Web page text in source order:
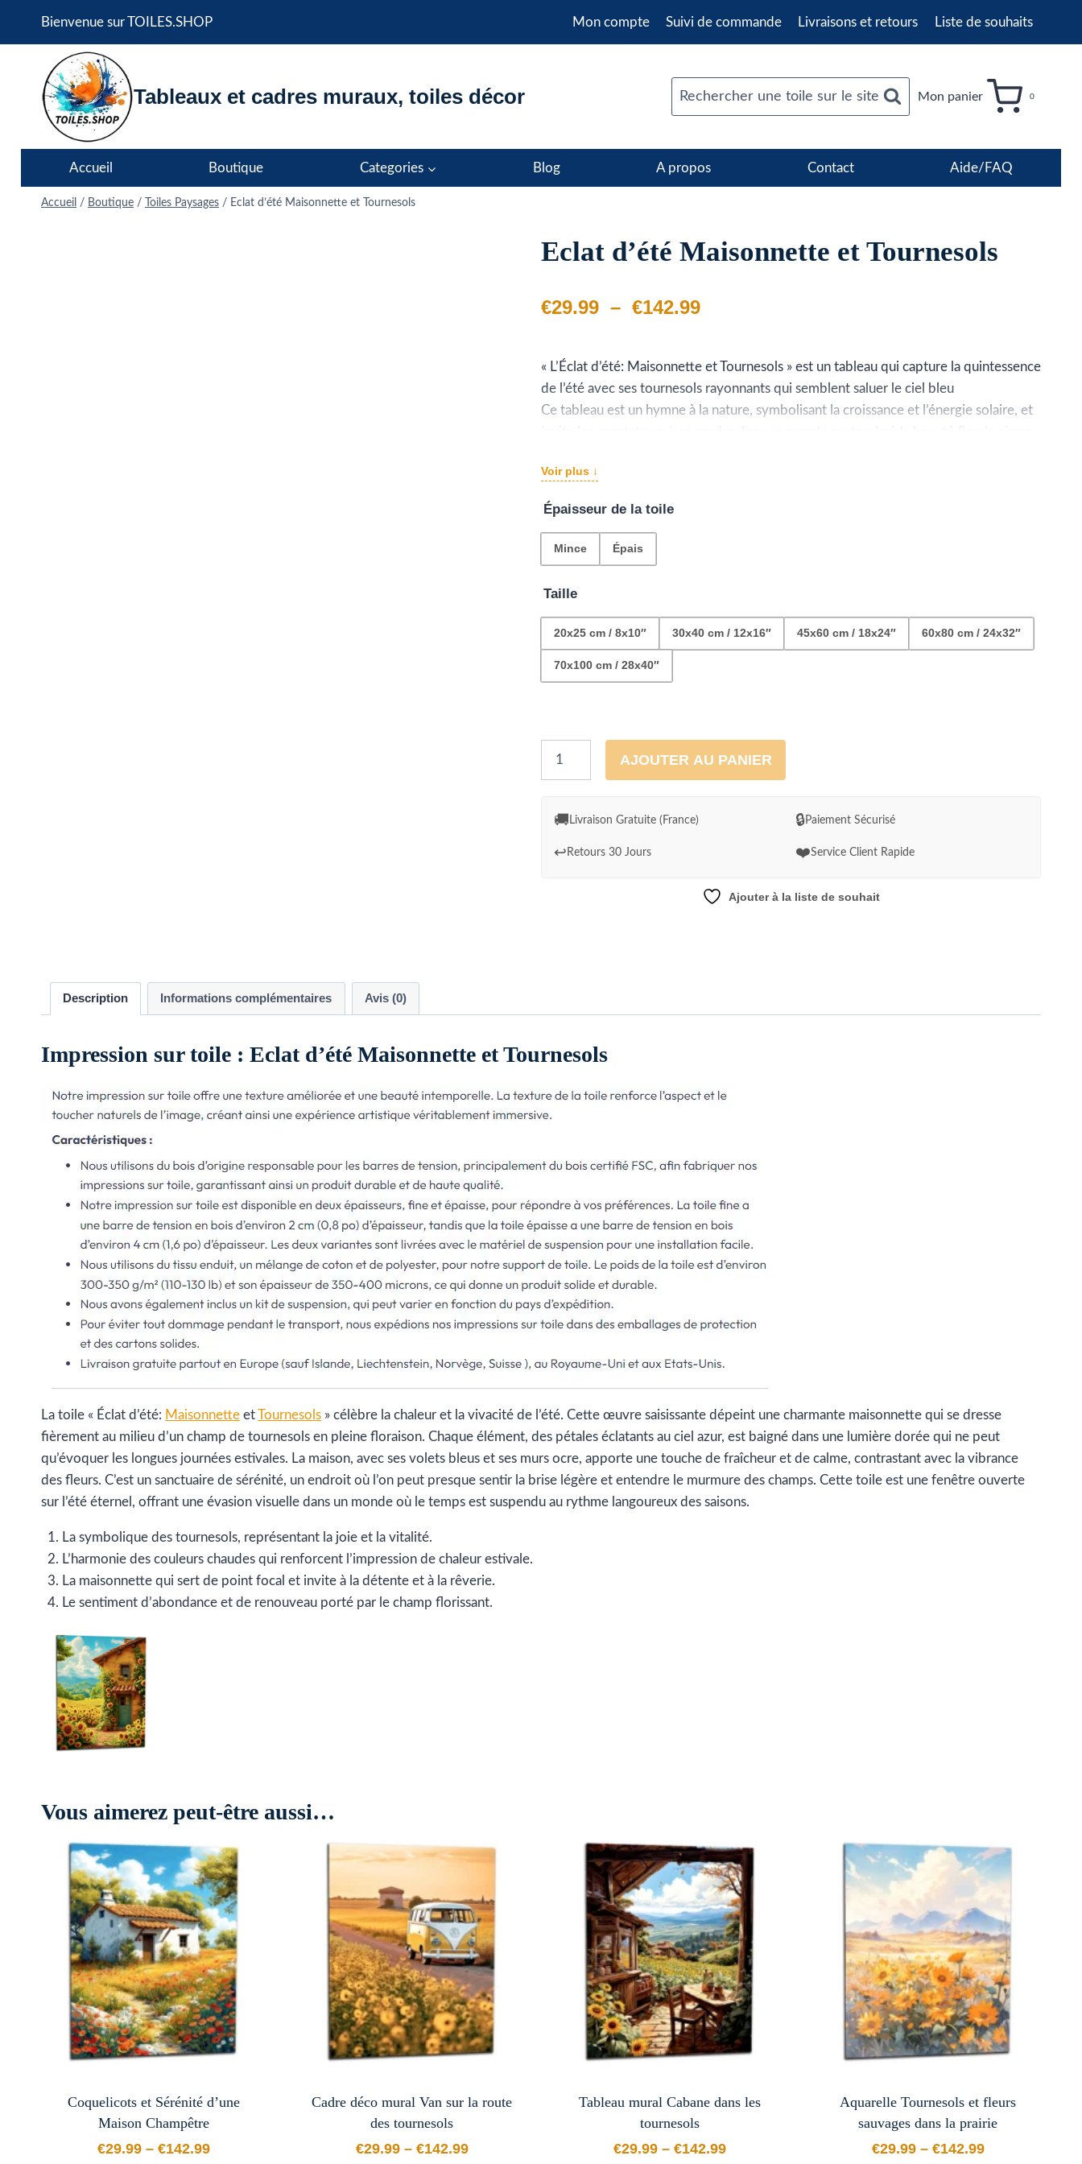
Bienvenue sur TOILES.SHOP Mon compte Suivi de commande Livraisons et retours Liste de souhaits
Tableaux et cadres muraux, toiles décor Rechercher une toile sur le site Mon panier 0
Accueil Boutique Categories Blog A propos Contact Aide/FAQ
Accueil / Boutique / Toiles Paysages / Eclat d’été Maisonnette et Tournesols
Eclat d’été Maisonnette et Tournesols
€29.99 – €142.99Plage
prix :
€29.99
« L’Éclat d’été: Maisonnette et Tournesols » est un tableau qui capture la quintessence
de l’été avec ses tournesols rayonnants qui semblent saluer le ciel bleu
Ce tableau est un hymne à la nature, symbolisant la croissance et l’énergie solaire, et
L’air semble vibrer de chaleur et de vie, et chaque détail, des tuiles rouges aux
Voir plus ↓
Épaisseur de la toile
Mince Épais
Taille
20x25 cm / 8x10″ 30x40 cm / 12x16″ 45x60 cm / 18x24″ 60x80 cm / 24x32″
70x100 cm / 28x40″
d'été
AJOUTER AU PANIER
🚚 Livraison Gratuite (France) 🔒Paiement Sécurisé
↩️ Retours 30 Jours ❤️Service Client Rapide
Ajouter à la liste de souhait
Description Informations complémentaires Avis (0)
Impression sur toile : Eclat d’été Maisonnette et Tournesols
La toile « Éclat d’été: Maisonnette etTournesols » célèbre la chaleur et la vivacité de l’été. Cette œuvre saisissante dépeint une charmante maisonnette qui se dresse
fièrement au milieu d’un champ de tournesols en pleine floraison. Chaque élément, des pétales éclatants au ciel azur, est baigné dans une lumière dorée qui ne peut
qu’évoquer les longues journées estivales. La maison, avec ses volets bleus et ses murs ocre, apporte une touche de fraîcheur et de calme, contrastant avec la vibrance
des fleurs. C’est un sanctuaire de sérénité, un endroit où l’on peut presque sentir la brise légère et entendre le murmure des champs. Cette toile est une fenêtre ouverte
sur l’été éternel, offrant une évasion visuelle dans un monde où le temps est suspendu au rythme langoureux des saisons.
La symbolique des tournesols, représentant la joie et la vitalité.
L’harmonie des couleurs chaudes qui renforcent l’impression de chaleur estivale.
La maisonnette qui sert de point focal et invite à la détente et à la rêverie.
Le sentiment d’abondance et de renouveau porté par le champ florissant.
Vous aimerez peut-être aussi…
Coquelicots et Sérénité d’une
Maison Champêtre
€29.99 –€142.99
Plage de prix : €29.99 à €142.99
Cadre déco mural Van sur la route
des tournesols
€29.99– €142.99
Plage de prix : €29.99 à €142.99
Tableau mural Cabane dans les
tournesols
€29.99 –€142.99
Plage de prix : €29.99 à €142.99
Aquarelle Tournesols et fleurs
sauvages dans la prairie
€29.99– €142.99
Plage de prix : €29.99